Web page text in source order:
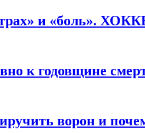
и «боль».
к годовщине
ворон и